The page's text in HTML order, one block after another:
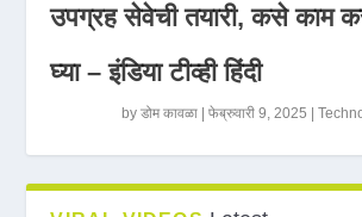
उपग्रह सेवेची तयारी, कसे काम
घ्या – इंडिया टीव्ही हिंदी
byडोम कावळा |फेब्रुवारी 9, 2025 |